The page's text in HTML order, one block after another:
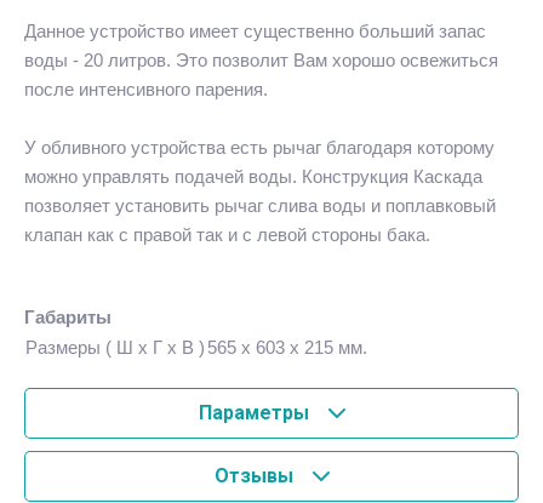
Данное устройство имеет существенно больший запас
воды - 20 литров. Это позволит Вам хорошо освежиться
после интенсивного парения.
У обливного устройства есть рычаг благодаря которому
можно управлять подачей воды. Конструкция Каскада
позволяет установить рычаг слива воды и поплавковый
клапан как с правой так и с левой стороны бака.
Габариты
Размеры ( Ш x Г x В ) 565 x 603 x 215 мм.
Параметры
Отзывы